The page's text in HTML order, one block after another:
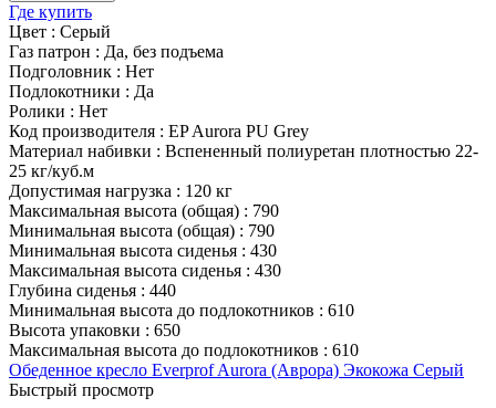
Где купить
Цвет : Серый
Газ патрон : Да, без подъема
Подголовник : Нет
Подлокотники : Да
Ролики : Нет
Код производителя : EP Aurora PU Grey
Материал набивки : Вспененный полиуретан плотностью 22-
25 кг/куб.м
Допустимая нагрузка : 120 кг
Максимальная высота (общая) : 790
Минимальная высота (общая) : 790
Минимальная высота сиденья : 430
Максимальная высота сиденья : 430
Глубина сиденья : 440
Минимальная высота до подлокотников : 610
Высота упаковки : 650
Максимальная высота до подлокотников : 610
Обеденное кресло Everprof Aurora (Аврора) Экокожа Серый
Быстрый просмотр